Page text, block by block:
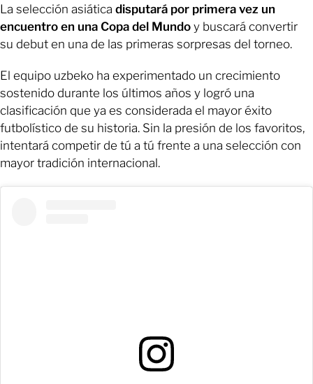
La selección asiática disputará por primera vez un
encuentro en una Copa del Mundo y buscará convertir
su debut en una de las primeras sorpresas del torneo.
El equipo uzbeko ha experimentado un crecimiento
sostenido durante los últimos años y logró una
clasificación que ya es considerada el mayor éxito
futbolístico de su historia. Sin la presión de los favoritos,
intentará competir de tú a tú frente a una selección con
mayor tradición internacional.